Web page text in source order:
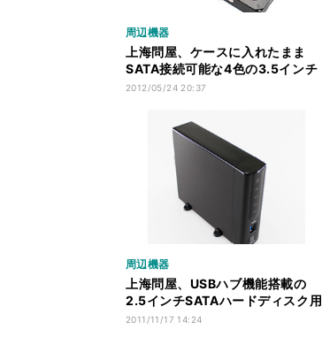
周辺機器
上海問屋、ケースに入れたまま
SATA接続可能な4色の3.5インチ
HDDケース
2012/05/24 20:37
周辺機器
上海問屋、USBハブ機能搭載の
2.5インチSATAハードディスク用
外付けケース
2011/11/17 14:24